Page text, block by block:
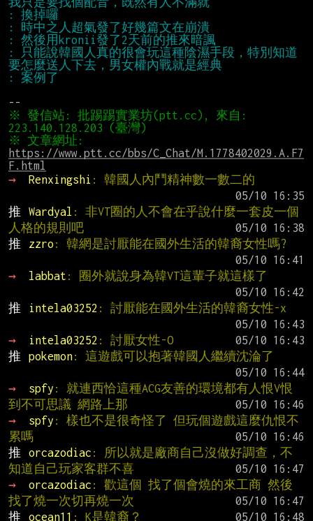
: 只能說韓國人真的很會玩這種陰濕手段，特別知道
※ 發信站: 批踢踢實業坊(ptt.cc), 來自:
https://www.ptt.cc/bbs/C_Chat/M.1778402029.A.F7
F.html
→
Renxingshi : 韓國人內鬥精神數一數二的
推
Wardyal : 非VT圈的人不會在乎說什麼一套皮一個
人格的規則吧
推
zzro : 韓網是討厭能在國外生活的韓裔女性嗎?
→
labbat : 圈外就說身為韓VT這輩子就這樣了
推
intela03252 : 討厭能在國外生活的韓裔女性-x
→
intela03252 : 討厭女性-O
推
pokemon: 這遊戲可以抱著韓國人繼續沈淪了
→
spfy : 就連西恰這種ACG友善的環境都有人恨V恨
到不可思議 網路上那
→
spfy : 樣也不是很奇怪了 但玩個遊戲這麼仇恨不
累嗎
推
orcazodiac : 所以就是廠商自己沒做好調查，不
知道自己玩家客群不喜
→
orcazodiac : 歡這個 找了個會燒的來工商 然後
找了燒一次切再燒一次
推
ocean11 : K是韓裔？